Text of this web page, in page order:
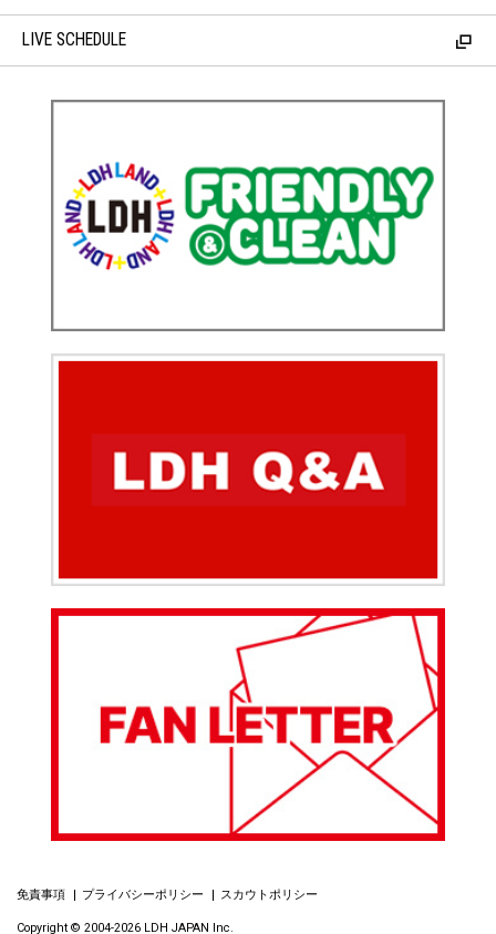
LIVE SCHEDULE
免責事項 プライバシーポリシー スカウトポリシー
Copyright © 2004-2026 LDH JAPAN Inc.